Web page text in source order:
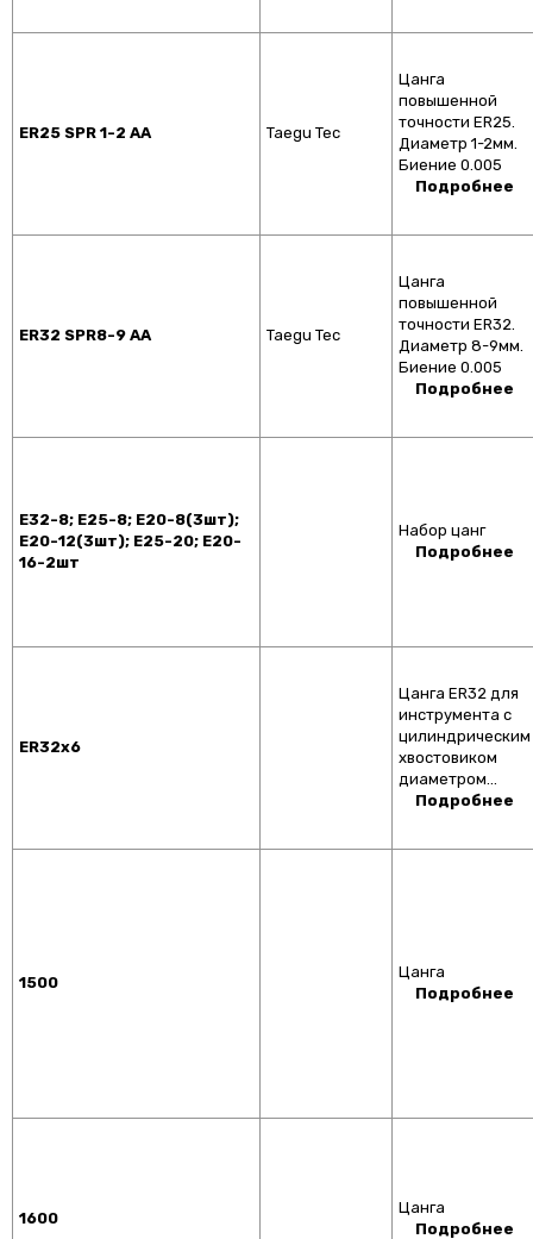
ER25 SPR 1-2 AA Taegu Tec
Цанга
повышенной
точности ER25.
Диаметр 1-2мм.
Биение 0.005
Подробнее
ER32 SPR8-9 AA Taegu Tec
Цанга
повышенной
точности ER32.
Диаметр 8-9мм.
Биение 0.005
Подробнее
E32-8; E25-8; E20-8(3шт);
Е20-12(3шт); Е25-20; Е20-
16-2шт
Набор цанг
Подробнее
ER32x6
Цанга ER32 для
инструмента с
цилиндрическим
хвостовиком
диаметром…
Подробнее
1500
Цанга
Подробнее
1600
Цанга
Подробнее